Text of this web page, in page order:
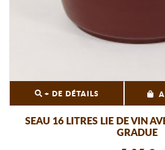
+ DE DÉTAILS
SEAU 16 LITRES LIE DE VIN
GRADUE